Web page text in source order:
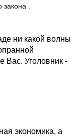
.
ни какой волны
Вас. Уголовник -
экономика, а